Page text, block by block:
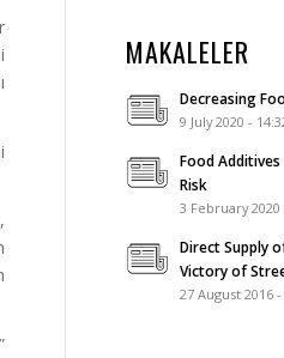
MAKALELER
Decreasing
9 July 2020 -
Food
Risk
3 February 2020
Direct Supply
Victory of
27 August 2016